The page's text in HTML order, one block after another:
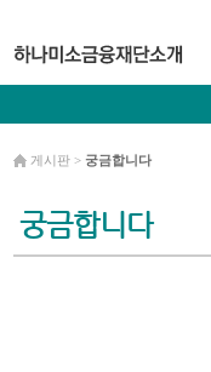
궁금합니다
게시판 > 궁금합니다